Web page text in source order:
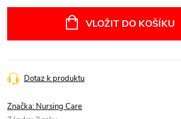
VLOŽIT DO KOŠÍKU
Dotaz k produktu
Značka: Nursing Care